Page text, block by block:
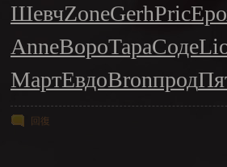
ШевчZoneGerhPric
AnneВороТараСоде
МартЕвдоBronпрод
回復